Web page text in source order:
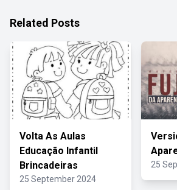
Related Posts
Volta As Aulas
Educação Infantil
Brincadeiras
25 September 2024
25